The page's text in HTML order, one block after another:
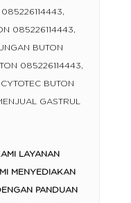
085226114443,
BUTON
085226114443,
BUTON
GASTRUL
LAYANAN
MENYEDIAKAN
PANDUAN